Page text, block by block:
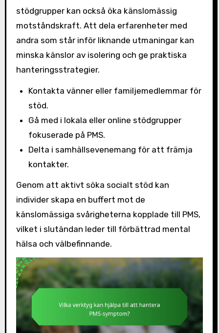
stödgrupper kan också öka känslomässig
motståndskraft. Att dela erfarenheter med
andra som står inför liknande utmaningar kan
minska känslor av isolering och ge praktiska
hanteringsstrategier.
Kontakta vänner eller familjemedlemmar för
stöd.
Gå med i lokala eller online stödgrupper
fokuserade på PMS.
Delta i samhällsevenemang för att främja
kontakter.
Genom att aktivt söka socialt stöd kan
individer skapa en buffert mot de
känslomässiga svårigheterna kopplade till PMS,
vilket i slutändan leder till förbättrad mental
hälsa och välbefinnande.